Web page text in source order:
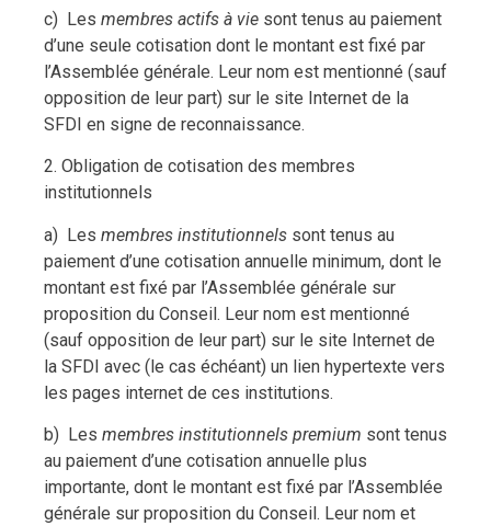
c) Les membres actifs à vie sont tenus au paiement
d’une seule cotisation dont le montant est fixé par
l’Assemblée générale. Leur nom est mentionné (sauf
opposition de leur part) sur le site Internet de la
SFDI en signe de reconnaissance.
2. Obligation de cotisation des membres
institutionnels
a) Les membres institutionnels sont tenus au
paiement d’une cotisation annuelle minimum, dont le
montant est fixé par l’Assemblée générale sur
proposition du Conseil. Leur nom est mentionné
(sauf opposition de leur part) sur le site Internet de
la SFDI avec (le cas échéant) un lien hypertexte vers
les pages internet de ces institutions.
b) Les membres institutionnels premium sont tenus
au paiement d’une cotisation annuelle plus
importante, dont le montant est fixé par l’Assemblée
générale sur proposition du Conseil. Leur nom et